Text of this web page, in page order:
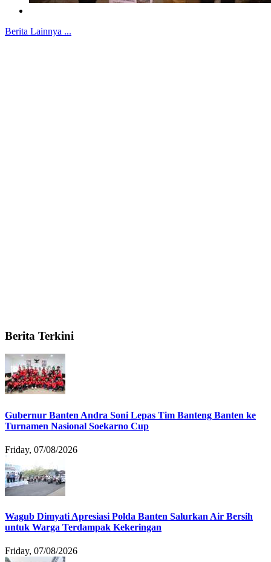
Berita Lainnya ...
Berita Terkini
Gubernur Banten Andra Soni Lepas Tim Banteng Banten ke
Turnamen Nasional Soekarno Cup
Friday, 07/08/2026
Wagub Dimyati Apresiasi Polda Banten Salurkan Air Bersih
untuk Warga Terdampak Kekeringan
Friday, 07/08/2026